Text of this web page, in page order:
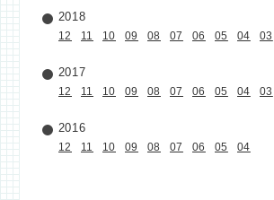
2018
12 11 10 09 08 07 06 05 04 03
2017
12 11 10 09 08 07 06 05 04 03
2016
12 11 10 09 08 07 06 05 04